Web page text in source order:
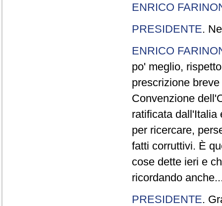
ENRICO
PRESIDENTE.
ENRICO
po' meglio,
prescrizione
Convenzione
ratificata dall'Italia
per ricercare,
fatti corruttivi. È
cose dette ieri e
ricordando
PRESIDENTE.